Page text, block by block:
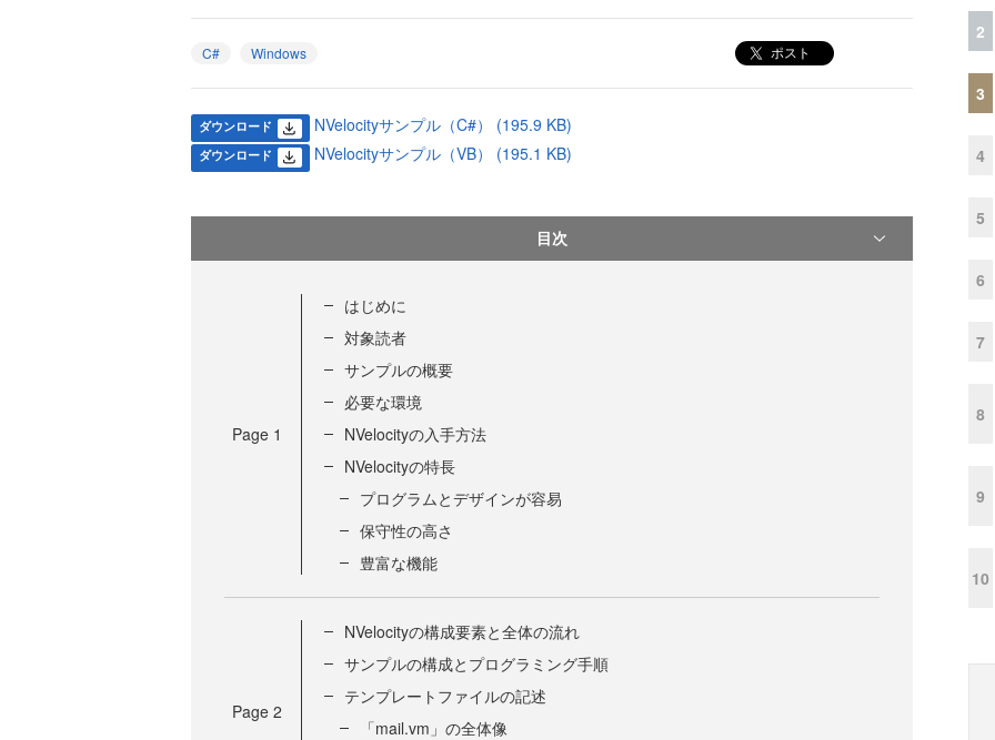
C# Windows ポスト
ダウンロード NVelocityサンプル（C#） (195.9 KB)
ダウンロード NVelocityサンプル（VB） (195.1 KB)
目次
Page 1
はじめに
対象読者
サンプルの概要
必要な環境
NVelocityの入手方法
NVelocityの特長
プログラムとデザインが容易
保守性の高さ
豊富な機能
Page 2
NVelocityの構成要素と全体の流れ
サンプルの構成とプログラミング手順
テンプレートファイルの記述
「mail.vm」の全体像
2
3
4
5
6
7
8
9
10